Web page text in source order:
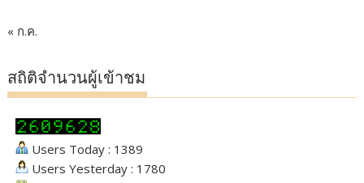
« ก.ค.
สถิติจำนวนผู้เข้าชม
Users Today : 1389
Users Yesterday : 1780